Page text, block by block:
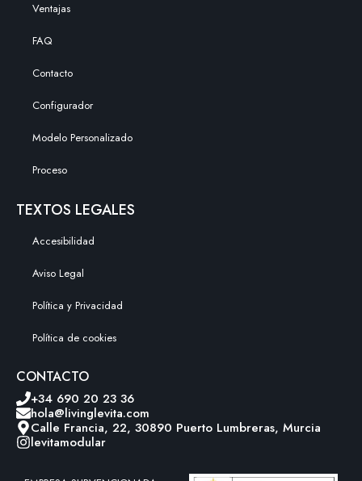
Ventajas
FAQ
Contacto
Configurador
Modelo Personalizado
Proceso
TEXTOS LEGALES
Accesibilidad
Aviso Legal
Política y Privacidad
Política de cookies
CONTACTO
+34 690 20 23 36
hola@livinglevita.com
Calle Francia, 22, 30890 Puerto Lumbreras, Murcia
levitamodular